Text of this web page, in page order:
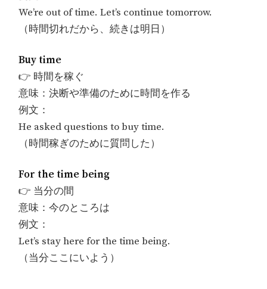
We’re out of time. Let’s continue tomorrow.
（時間切れだから、続きは明日）
Buy time
👉 時間を稼ぐ
意味：決断や準備のために時間を作る
例文：
He asked questions to buy time.
（時間稼ぎのために質問した）
For the time being
👉 当分の間
意味：今のところは
例文：
Let’s stay here for the time being.
（当分ここにいよう）